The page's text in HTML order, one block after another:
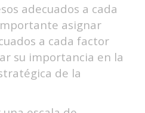
adecuados a cada
asignar
a cada factor
su importancia en la
de la